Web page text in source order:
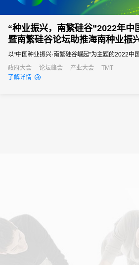
“种业振兴，南繁硅谷”2022年中
暨南繁硅谷论坛助推海南种业振
以“中国种业振兴·南繁硅谷崛起”为主题的2022中
硅谷论坛在三亚成功举办，大会主办积极凝聚行业
全力助推海南种业振兴。
政府大会 论坛峰会 产业大会
TMT
了解详情